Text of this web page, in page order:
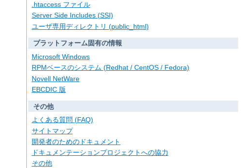
.htaccess ファイル
Server Side Includes (SSI)
ユーザ専用ディレクトリ (public_html)
プラットフォーム固有の情報
Microsoft Windows
RPMベースのシステム (Redhat / CentOS / Fedora)
Novell NetWare
EBCDIC 版
その他
よくある質問 (FAQ)
サイトマップ
開発者のためのドキュメント
ドキュメンテーションプロジェクトへの協力
その他